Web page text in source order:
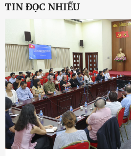
TIN ĐỌC NHIỀU